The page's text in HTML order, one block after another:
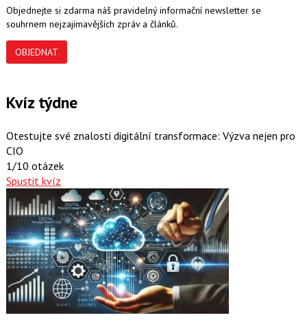
Objednejte si zdarma náš pravidelný informační newsletter se
souhrnem nejzajímavějších zpráv a článků.
OBJEDNAT
Kvíz týdne
Otestujte své znalosti digitální transformace: Výzva nejen pro
CIO
1/10 otázek
Spustit kvíz